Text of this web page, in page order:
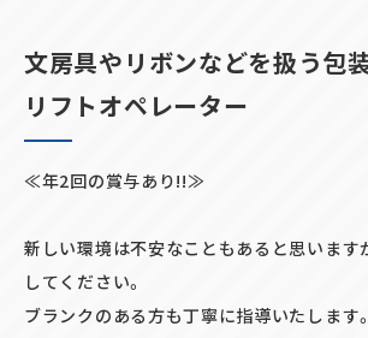
文房具やリボンなどを扱う包
リフトオペレーター
≪年2回の賞与あり!!≫
新しい環境は不安なこともあると思います
してください。
ブランクのある方も丁寧に指導いたします。